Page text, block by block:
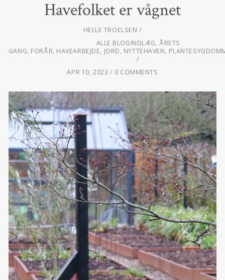
Havefolket er vågnet
HELLE TROELSEN
ALLE BLOGINDLÆG,ÅRETS
GANG, FORÅR, HAVEARBEJDE, JORD, NYTTEHAVEN,
APR 10, 2023 0 COMMENTS